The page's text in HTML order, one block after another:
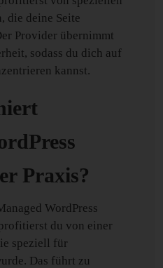
die deine Seite
Provider übernimmt
sodass du dich auf
kannst.
Praxis?
WordPress
du von einer
speziell für
Das führt zu